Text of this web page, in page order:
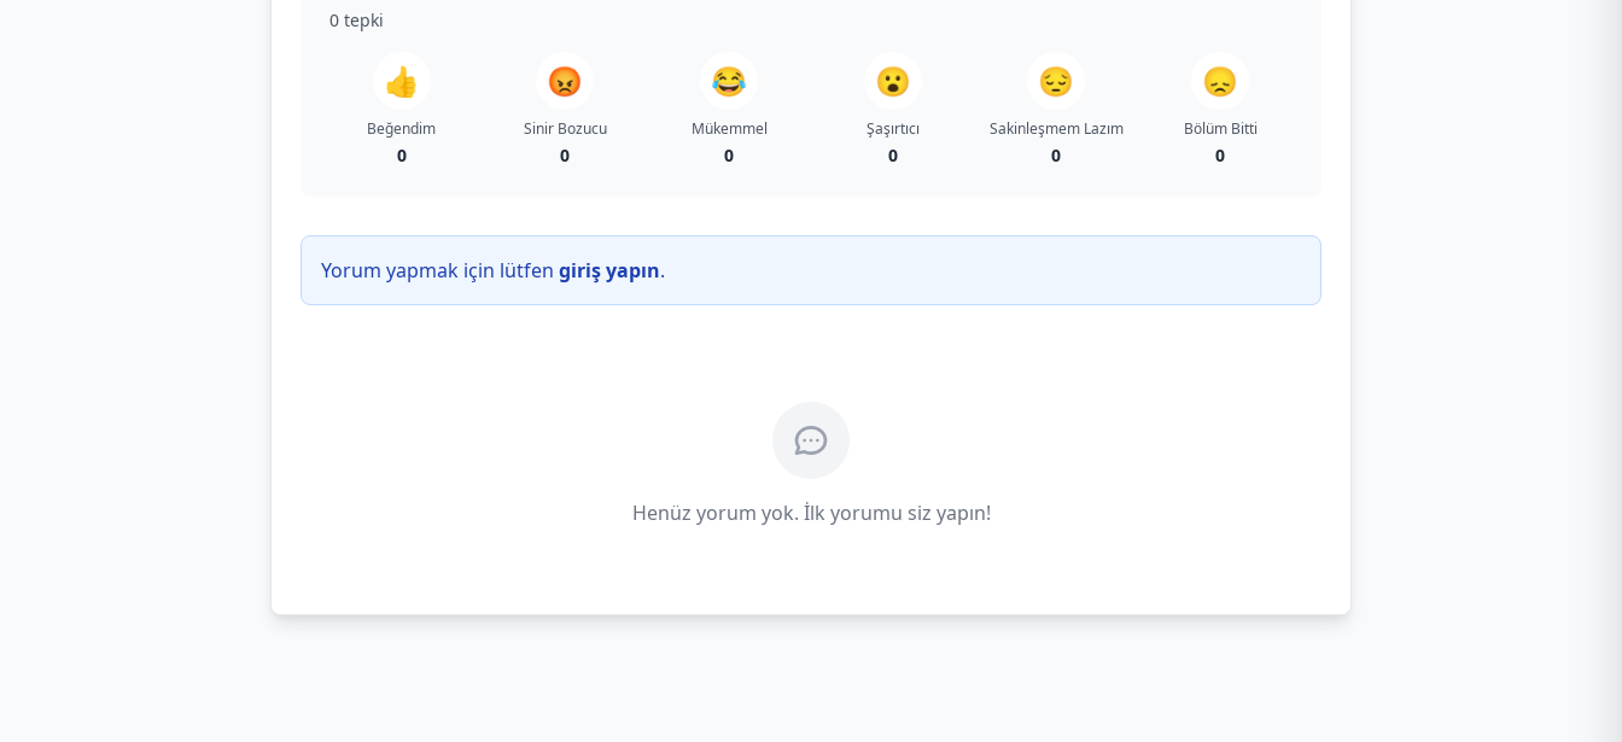
0 tepki
👍
Beğendim
0
😡
Sinir Bozucu
0
😂
Mükemmel
0
😮
Şaşırtıcı
0
😔
Sakinleşmem Lazım
0
😞
Bölüm Bitti
0
Yorum yapmak için lütfen giriş yapın.
Henüz yorum yok. İlk yorumu siz yapın!